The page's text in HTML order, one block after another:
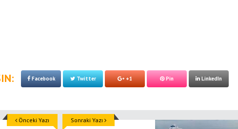
Facebook Twitter +1 Pin LinkedIn
Önceki Yazı Sonraki Yazı